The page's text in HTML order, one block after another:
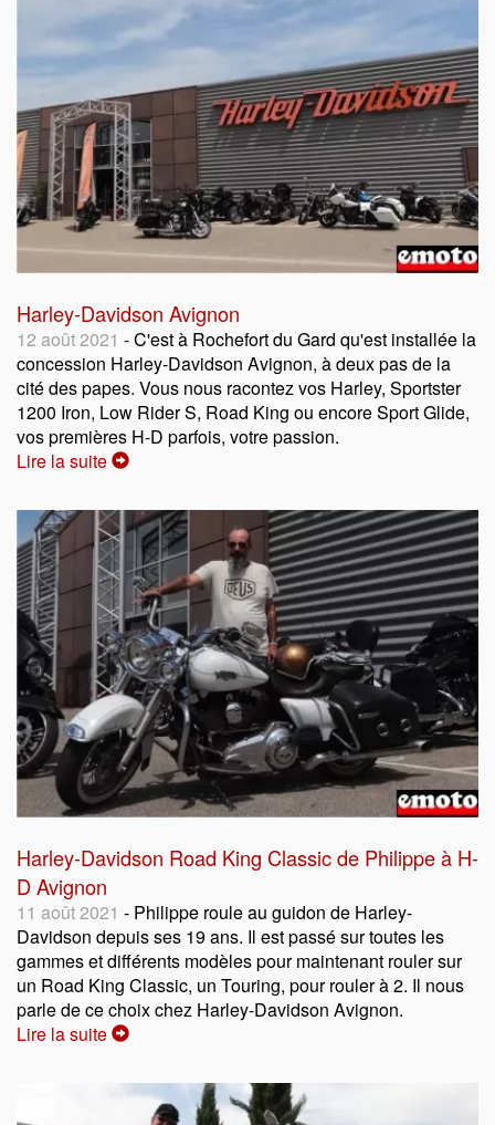
Harley-Davidson Avignon
12 août 2021 - C'est à Rochefort du Gard qu'est installée la
concession Harley-Davidson Avignon, à deux pas de la
cité des papes. Vous nous racontez vos Harley, Sportster
1200 Iron, Low Rider S, Road King ou encore Sport Glide,
vos premières H-D parfois, votre passion.
Lire la suite
Harley-Davidson Road King Classic de Philippe à H-
D Avignon
11 août 2021 - Philippe roule au guidon de Harley-
Davidson depuis ses 19 ans. Il est passé sur toutes les
gammes et différents modèles pour maintenant rouler sur
un Road King Classic, un Touring, pour rouler à 2. Il nous
parle de ce choix chez Harley-Davidson Avignon.
Lire la suite